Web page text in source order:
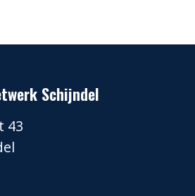
Schijndel
43